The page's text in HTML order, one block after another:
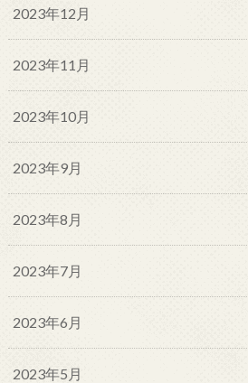
2023年12月
2023年11月
2023年10月
2023年9月
2023年8月
2023年7月
2023年6月
2023年5月